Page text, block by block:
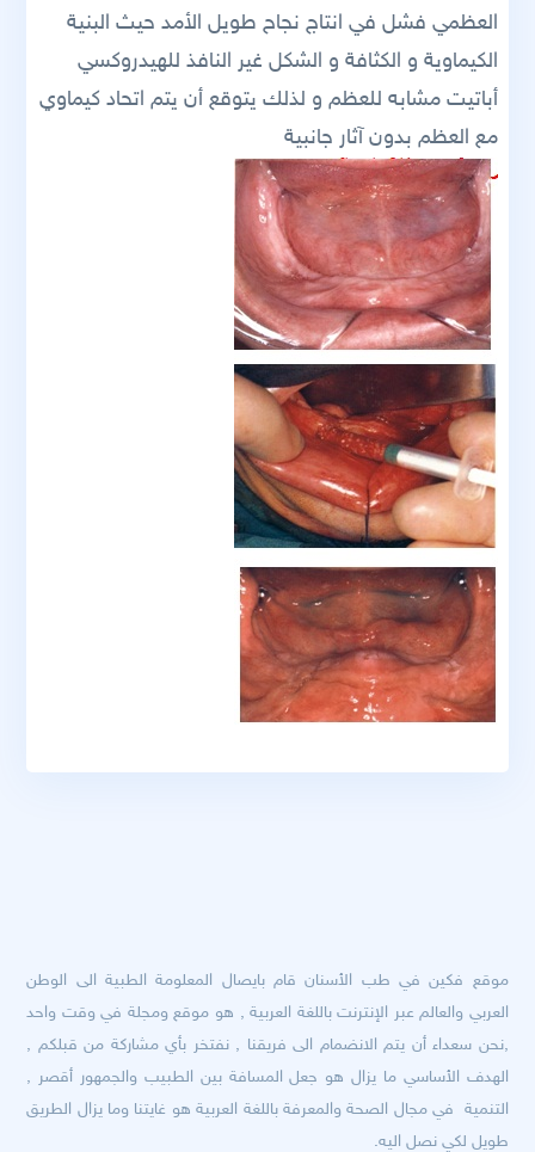
العظمي فشل في انتاج نجاح طويل الأمد حيث البنية
الكيماوية و الكثافة و الشكل غير النافذ للهيدروكسي
أباتيت مشابه للعظم و لذلك يتوقع أن يتم اتحاد كيماوي
مع العظم بدون آثار جانبية
موقع فكين في طب الأسنان قام بايصال المعلومة الطبية الى الوطن
العربي والعالم عبر الإنترنت باللغة العربية , هو موقع ومجلة في وقت واحد
,نحن سعداء أن يتم الانضمام الى فريقنا , نفتخر بأي مشاركة من قبلكم ,
الهدف الأساسي ما يزال هو جعل المسافة بين الطبيب والجمهور أقصر ,
التنمية في مجال الصحة والمعرفة باللغة العربية هو غايتنا وما يزال الطريق
طويل لكي نصل اليه.